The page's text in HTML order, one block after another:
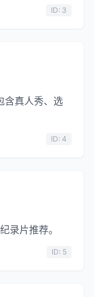
ID: 3
含真人秀、选
ID: 4
录片推荐。
ID: 5